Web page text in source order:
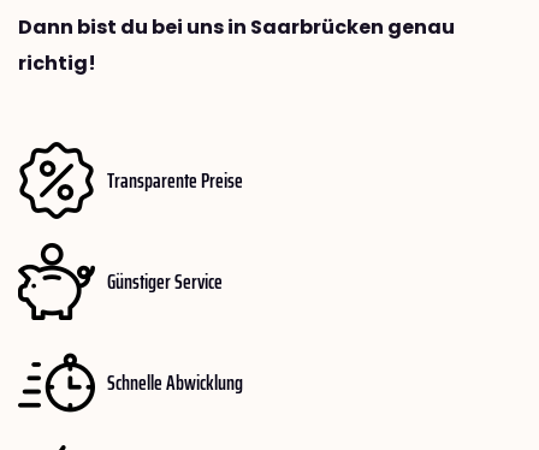
Dann bist du bei uns in Saarbrücken genau
richtig!
Transparente Preise
Günstiger Service
Schnelle Abwicklung